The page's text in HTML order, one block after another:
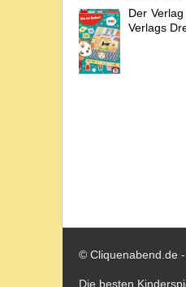
Der
Verlags
© Cliquenabend.de
Die besten